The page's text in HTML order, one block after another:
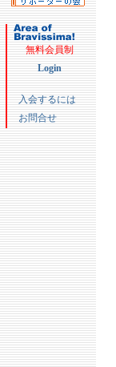
無料会員制
Login
入会するには
お問合せ